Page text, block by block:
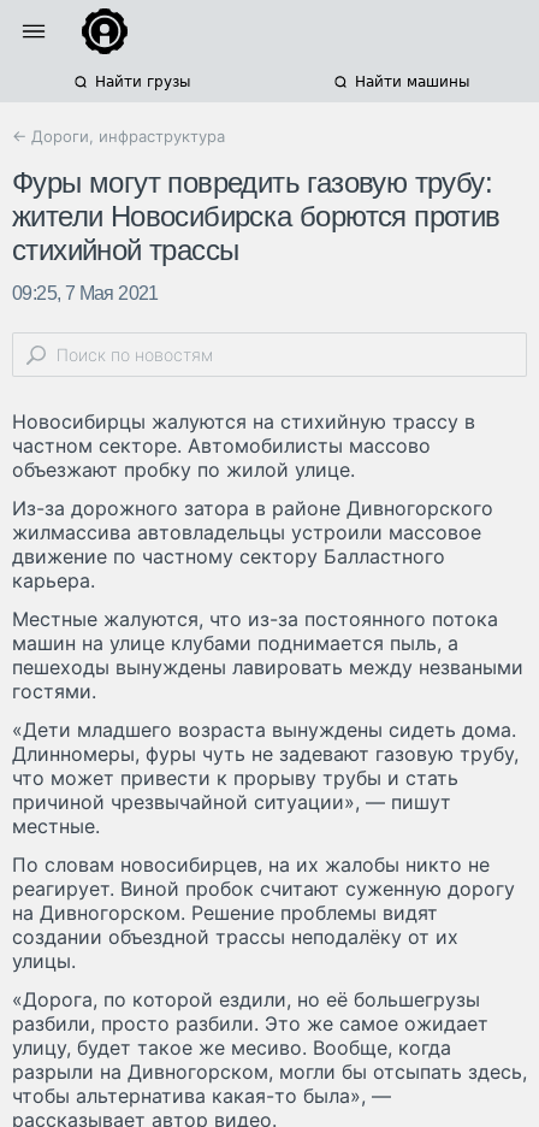
Найти грузы Найти машины
← Дороги, инфраструктура
Фуры могут повредить газовую трубу:
жители Новосибирска борются против
стихийной трассы
09:25, 7 Мая 2021
Новосибирцы жалуются на стихийную трассу в
частном секторе. Автомобилисты массово
объезжают пробку по жилой улице.
Из-за дорожного затора в районе Дивногорского
жилмассива автовладельцы устроили массовое
движение по частному сектору Балластного
карьера.
Местные жалуются, что из-за постоянного потока
машин на улице клубами поднимается пыль, а
пешеходы вынуждены лавировать между незваными
гостями.
«Дети младшего возраста вынуждены сидеть дома.
Длинномеры, фуры чуть не задевают газовую трубу,
что может привести к прорыву трубы и стать
причиной чрезвычайной ситуации», — пишут
местные.
По словам новосибирцев, на их жалобы никто не
реагирует. Виной пробок считают суженную дорогу
на Дивногорском. Решение проблемы видят
создании объездной трассы неподалёку от их
улицы.
«Дорога, по которой ездили, но её большегрузы
разбили, просто разбили. Это же самое ожидает
улицу, будет такое же месиво. Вообще, когда
разрыли на Дивногорском, могли бы отсыпать здесь,
чтобы альтернатива какая-то была», —
рассказывает автор видео.